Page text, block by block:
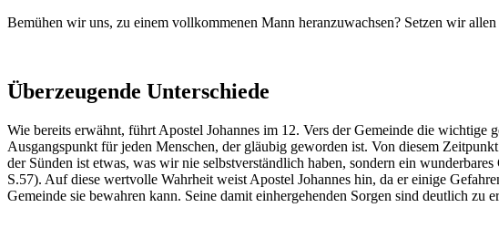
Bemühen wir uns, zu einem vollkommenen Mann heranzuwachsen? Setzen wir
Überzeugende Unterschiede
Wie bereits erwähnt, führt Apostel Johannes im 12. Vers der Gemeinde die wichtige
Ausgangspunkt für jeden Menschen, der gläubig geworden ist. Von diesem
der Sünden ist etwas, was wir nie selbstverständlich haben, sondern ein
S.57). Auf diese wertvolle Wahrheit weist Apostel Johannes hin, da er einige
Gemeinde sie bewahren kann. Seine damit einhergehenden Sorgen sind deutlich zu